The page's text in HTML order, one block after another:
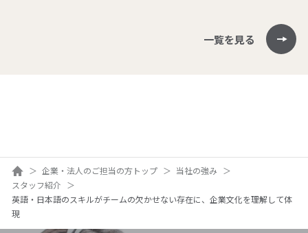
一覧を見る
ホーム企業・法人のご担当の方トップ
当社の強み
スタッフ紹介
英語・日本語のスキルがチームの欠かせない存在に、企業文化を理解して体
現